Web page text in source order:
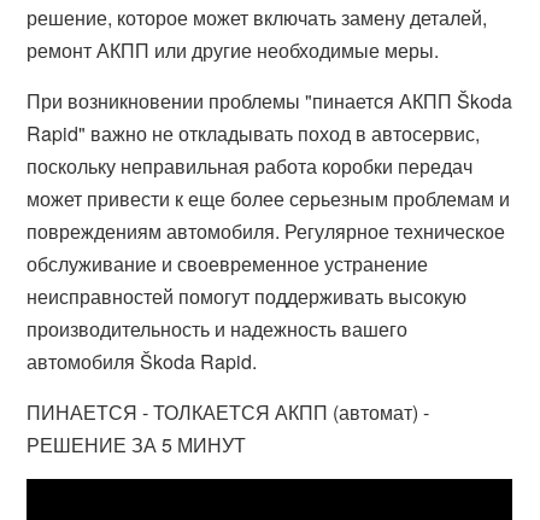
решение, которое может включать замену деталей,
ремонт АКПП или другие необходимые меры.
При возникновении проблемы "пинается АКПП Škoda
Rapid" важно не откладывать поход в автосервис,
поскольку неправильная работа коробки передач
может привести к еще более серьезным проблемам и
повреждениям автомобиля. Регулярное техническое
обслуживание и своевременное устранение
неисправностей помогут поддерживать высокую
производительность и надежность вашего
автомобиля Škoda Rapid.
ПИНАЕТСЯ - ТОЛКАЕТСЯ АКПП (автомат) -
РЕШЕНИЕ ЗА 5 МИНУТ